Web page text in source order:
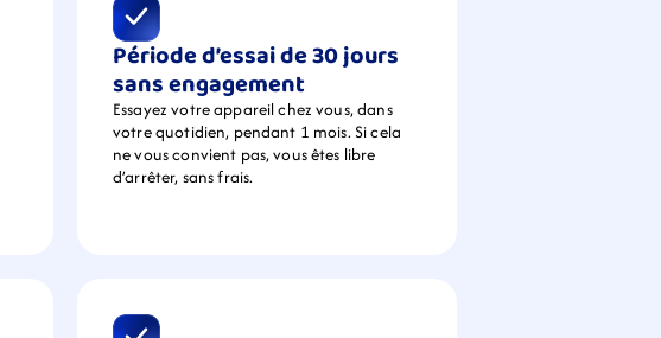
Période d’essai de 30 jours
sans engagement
Essayez votre appareil chez vous, dans
votre quotidien, pendant 1 mois. Si cela
ne vous convient pas, vous êtes libre
d’arrêter, sans frais.